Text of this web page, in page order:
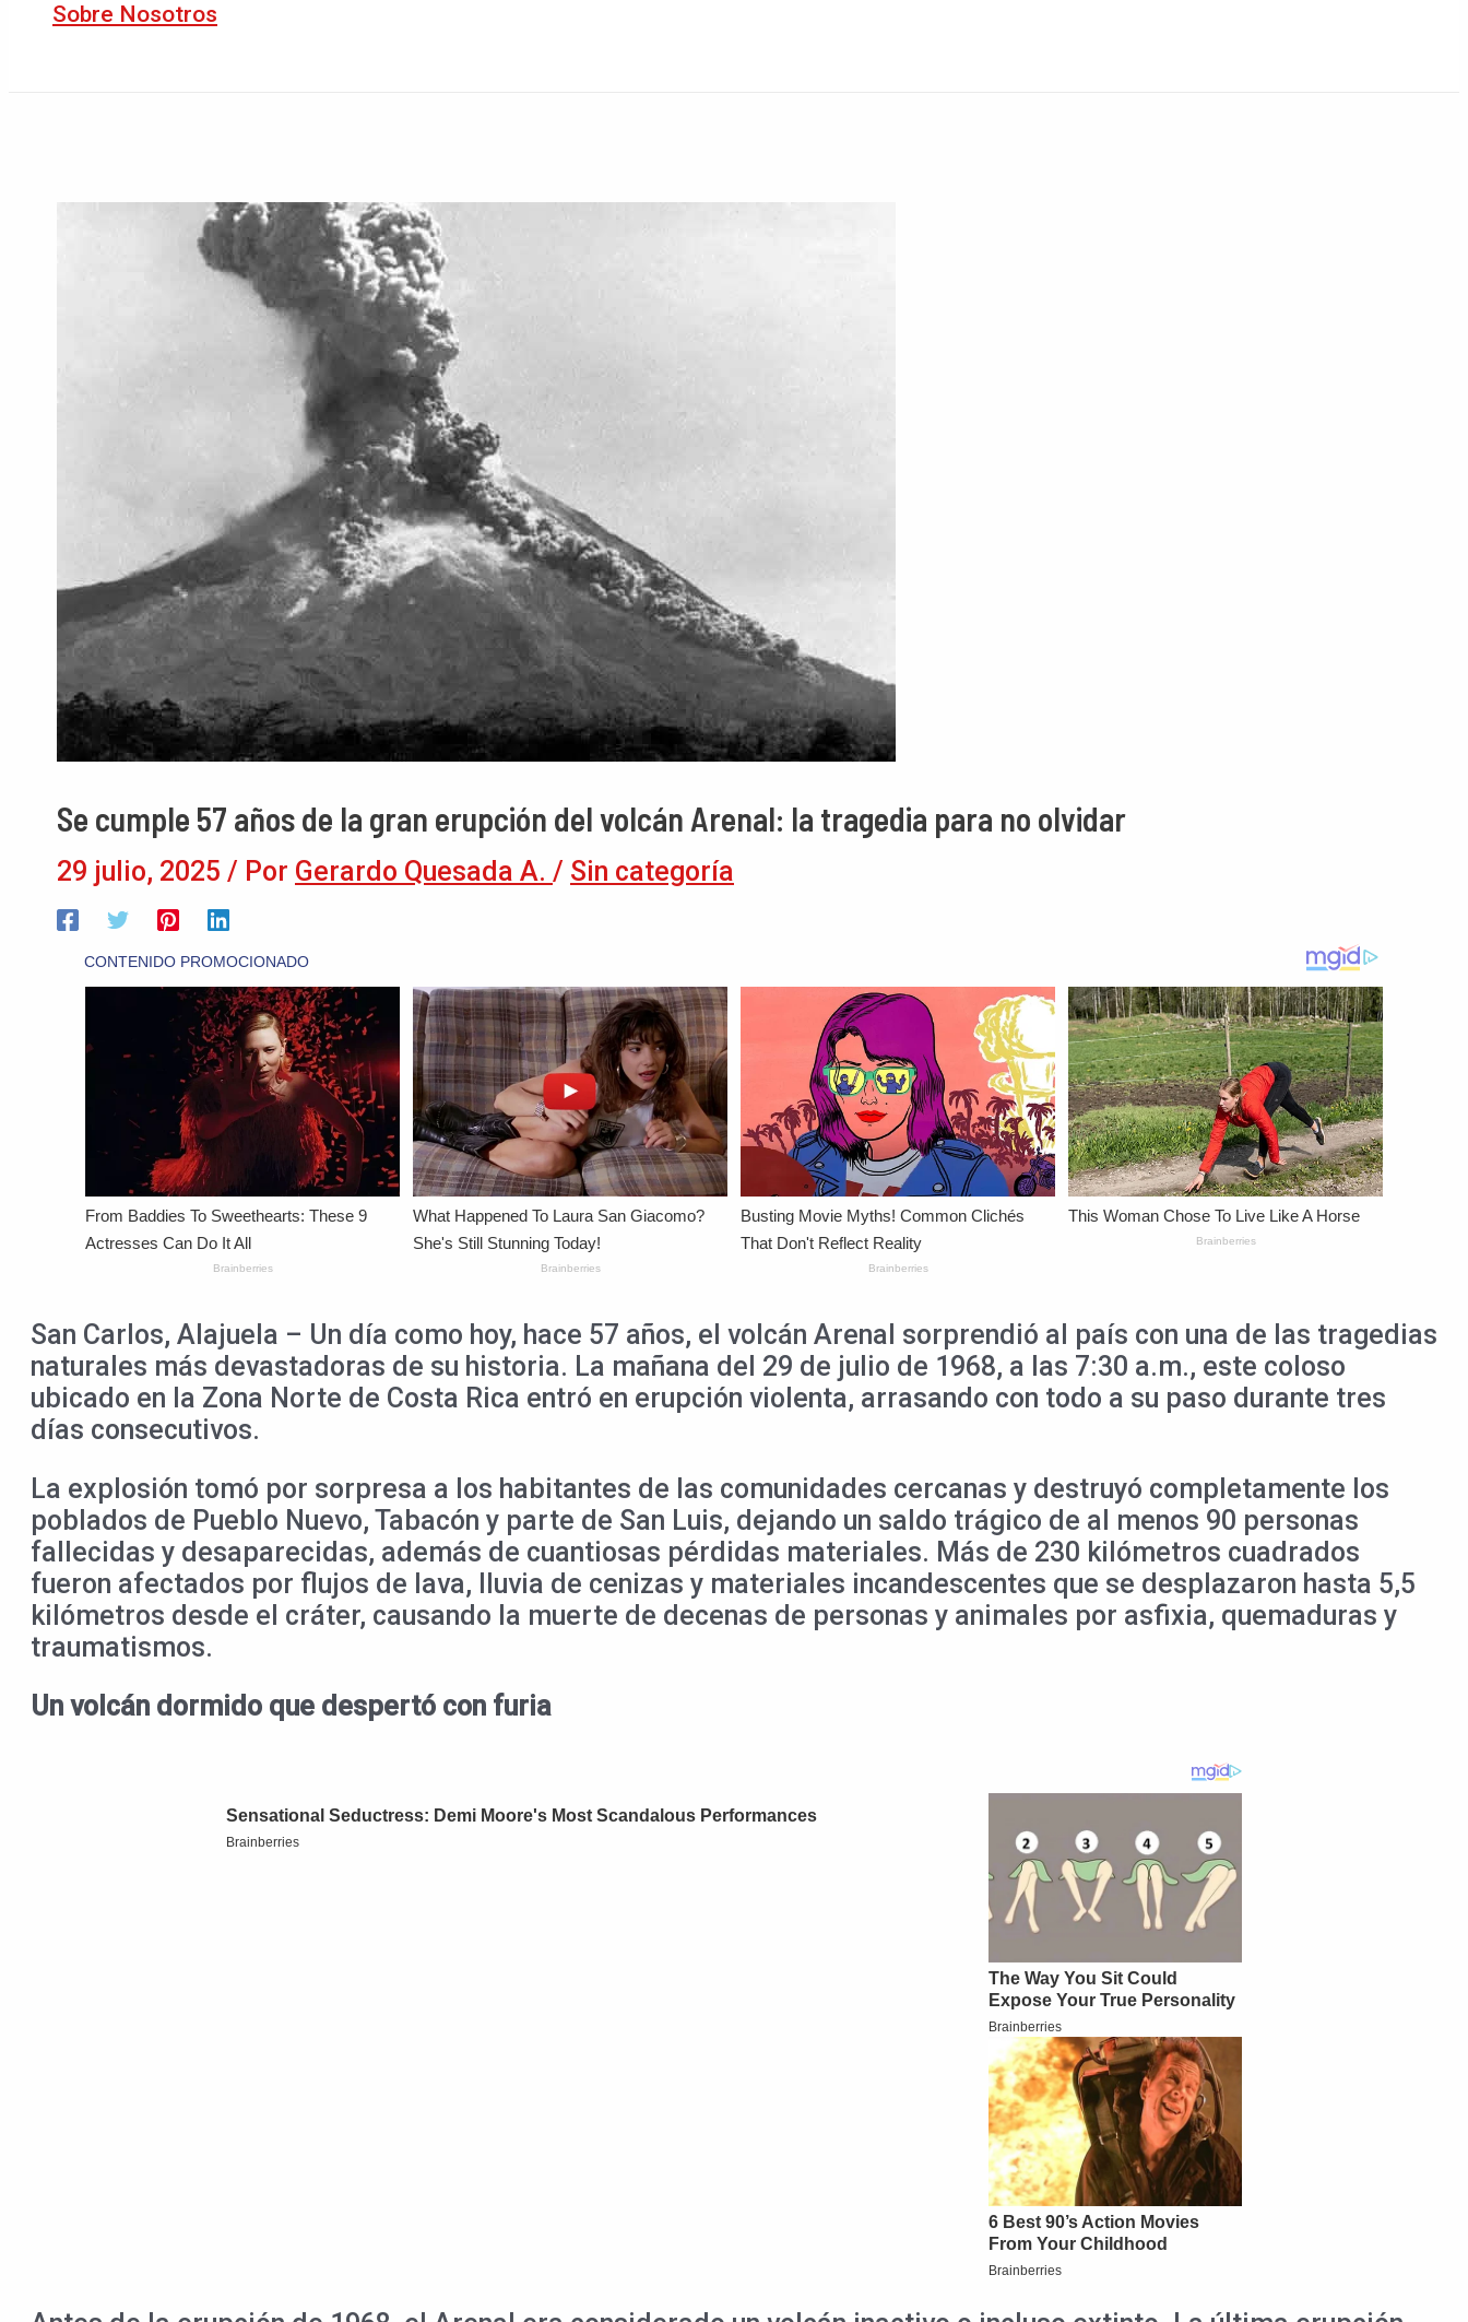
Sobre Nosotros
Se cumple 57 años de la gran erupción del volcán Arenal: la tragedia para no olvidar
29 julio, 2025 / Por Gerardo Quesada A. / Sin categoría
San Carlos, Alajuela – Un día como hoy, hace 57 años, el volcán Arenal sorprendió al país con una de las tragedias
naturales más devastadoras de su historia. La mañana del 29 de julio de 1968, a las 7:30 a.m., este coloso
ubicado en la Zona Norte de Costa Rica entró en erupción violenta, arrasando con todo a su paso durante tres
días consecutivos.
La explosión tomó por sorpresa a los habitantes de las comunidades cercanas y destruyó completamente los
poblados de Pueblo Nuevo, Tabacón y parte de San Luis, dejando un saldo trágico de al menos 90 personas
fallecidas y desaparecidas, además de cuantiosas pérdidas materiales. Más de 230 kilómetros cuadrados
fueron afectados por flujos de lava, lluvia de cenizas y materiales incandescentes que se desplazaron hasta 5,5
kilómetros desde el cráter, causando la muerte de decenas de personas y animales por asfixia, quemaduras y
traumatismos.
Un volcán dormido que despertó con furia